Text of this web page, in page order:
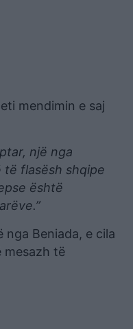
mendimin e saj
një nga
flasësh shqipe
është
Beniada, e cila
mesazh të